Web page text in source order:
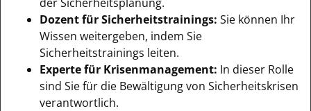
Dozent für Sicherheitstrainings: Sie können Ihr
Wissen weitergeben, indem Sie
Sicherheitstrainings leiten.
Experte für Krisenmanagement: In dieser Rolle
sind Sie für die Bewältigung von Sicherheitskrisen
verantwortlich.